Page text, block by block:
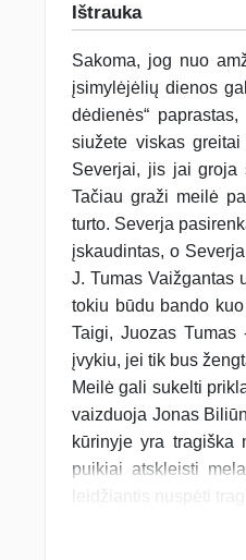
Ištrauka
Sakoma, jog nuo
įsimylėjėlių dienos
dėdienės“
siužete viskas
Severjai, jis jai groja
Tačiau graži meilė
turto. Severja
įskaudintas, o
J. Tumas Vaižgantas
tokiu būdu bando
Taigi, Juozas
įvykiu, jei tik bus
Meilė gali sukelti
vaizduoja Jonas
kūrinyje yra tragiška
puikiai atskleisti
leidžiantis nuspėti